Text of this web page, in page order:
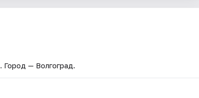
. Город — Волгоград.